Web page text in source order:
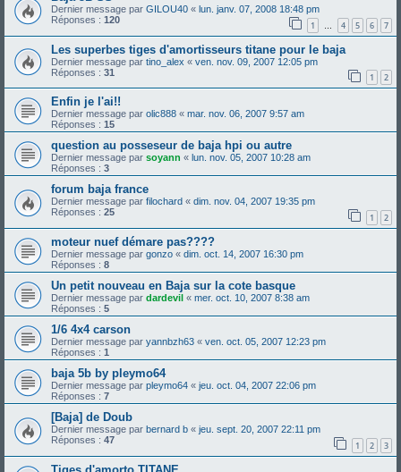
Dernier message par GILOU40 « lun. janv. 07, 2008 18:48 pm
Réponses : 120 1 … 4 5 6 7
Les superbes tiges d'amortisseurs titane pour le baja
Dernier message par tino_alex « ven. nov. 09, 2007 12:05 pm
Réponses : 31 1 2
Enfin je l'ai!!
Dernier message par olic888 « mar. nov. 06, 2007 9:57 am
Réponses : 15
question au posseseur de baja hpi ou autre
Dernier message par soyann « lun. nov. 05, 2007 10:28 am
Réponses : 3
forum baja france
Dernier message par filochard « dim. nov. 04, 2007 19:35 pm
Réponses : 25 1 2
moteur nuef démare pas????
Dernier message par gonzo « dim. oct. 14, 2007 16:30 pm
Réponses : 8
Un petit nouveau en Baja sur la cote basque
Dernier message par dardevil « mer. oct. 10, 2007 8:38 am
Réponses : 5
1/6 4x4 carson
Dernier message par yannbzh63 « ven. oct. 05, 2007 12:23 pm
Réponses : 1
baja 5b by pleymo64
Dernier message par pleymo64 « jeu. oct. 04, 2007 22:06 pm
Réponses : 7
[Baja] de Doub
Dernier message par bernard b « jeu. sept. 20, 2007 22:11 pm
Réponses : 47 1 2 3